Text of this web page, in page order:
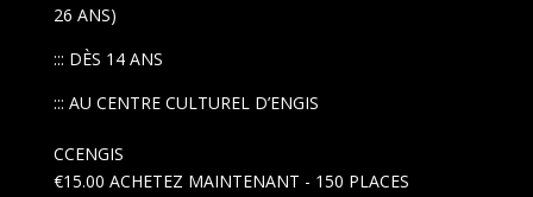
26 ANS)
::: DÈS 14 ANS
::: AU CENTRE CULTUREL D’ENGIS
CCENGIS
€15.00 ACHETEZ MAINTENANT - 150 PLACES